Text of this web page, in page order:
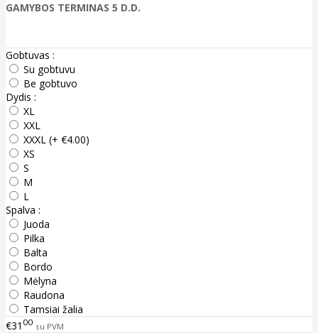
GAMYBOS TERMINAS 5 D.D.
Gobtuvas :
Su gobtuvu
Be gobtuvo
Dydis :
XL
XXL
XXXL (+ €4.00)
XS
S
M
L
Spalva :
Juoda
Pilka
Balta
Bordo
Mėlyna
Raudona
Tamsiai žalia
€31 00 su PVM